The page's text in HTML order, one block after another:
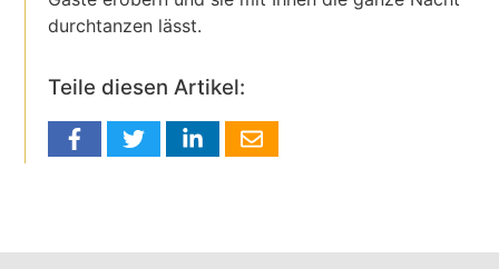
durchtanzen lässt.
Teile diesen Artikel: